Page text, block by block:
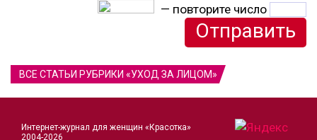
— повторите число
ВСЕ СТАТЬИ РУБРИКИ «УХОД ЗА ЛИЦОМ»
Интернет-журнал для женщин «Красотка»
2004-2026